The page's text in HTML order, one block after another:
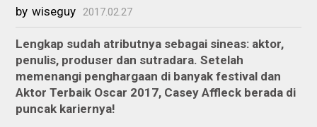
by wiseguy 2017.02.27
Lengkap sudah atributnya sebagai sineas: aktor,
penulis, produser dan sutradara. Setelah
memenangi penghargaan di banyak festival dan
Aktor Terbaik Oscar 2017, Casey Affleck berada di
puncak kariernya!